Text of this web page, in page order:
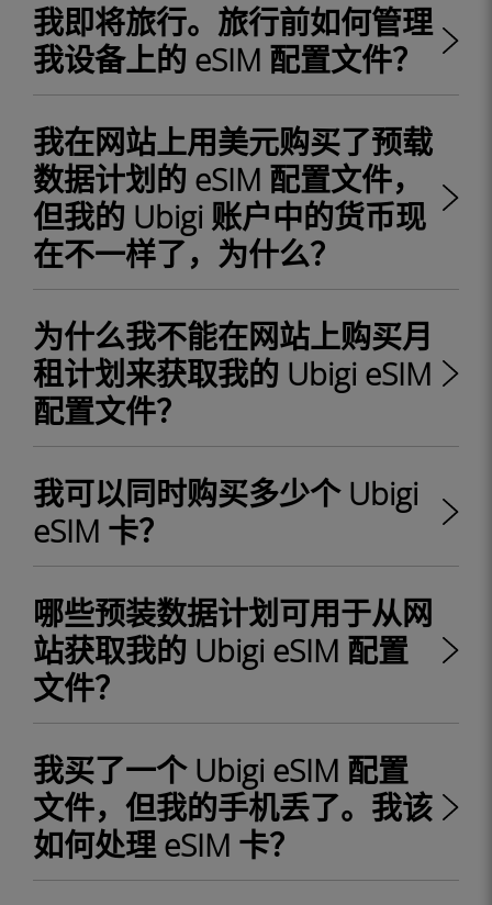
我即将旅行。旅行前如何管理
我设备上的 eSIM 配置文件？
我在网站上用美元购买了预载
数据计划的 eSIM 配置文件，
但我的 Ubigi 账户中的货币现
在不一样了，为什么？
为什么我不能在网站上购买月
租计划来获取我的 Ubigi eSIM
配置文件？
我可以同时购买多少个 Ubigi
eSIM 卡？
哪些预装数据计划可用于从网
站获取我的 Ubigi eSIM 配置
文件？
我买了一个 Ubigi eSIM 配置
文件，但我的手机丢了。我该
如何处理 eSIM 卡？